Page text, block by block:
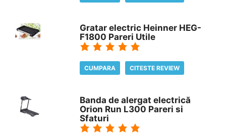
Gratar electric Heinner HEG-
F1800 Pareri Utile
CUMPARA CITESTE REVIEW
Banda de alergat electrică
Orion Run L300 Pareri si
Sfaturi